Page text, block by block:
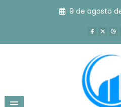
9 de agosto
Tag: etf de